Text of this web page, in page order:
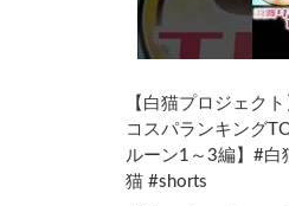
【白猫プロジェク
コスパランキング
ルーン1～3編】#白
猫 #shorts